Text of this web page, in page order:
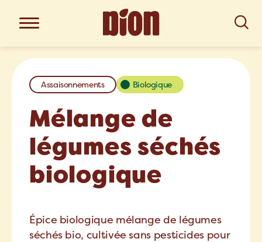
Assaisonnements Biologique
Mélange de
légumes séchés
biologique
Épice biologique mélange de légumes
séchés bio, cultivée sans pesticides pour